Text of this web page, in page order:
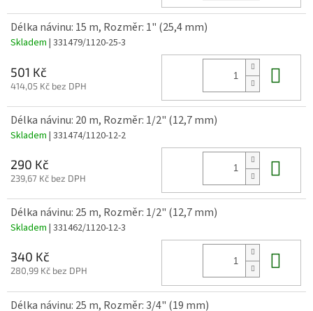
Délka návinu: 15 m, Rozměr: 1" (25,4 mm)
Skladem | 331479/1120-25-3
501 Kč
414,05 Kč bez DPH
Délka návinu: 20 m, Rozměr: 1/2" (12,7 mm)
Skladem | 331474/1120-12-2
290 Kč
239,67 Kč bez DPH
Délka návinu: 25 m, Rozměr: 1/2" (12,7 mm)
Skladem | 331462/1120-12-3
340 Kč
280,99 Kč bez DPH
Délka návinu: 25 m, Rozměr: 3/4" (19 mm)